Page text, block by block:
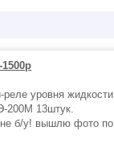
реле уровня жидкости
200М 13штук.
б/у! вышлю фото по